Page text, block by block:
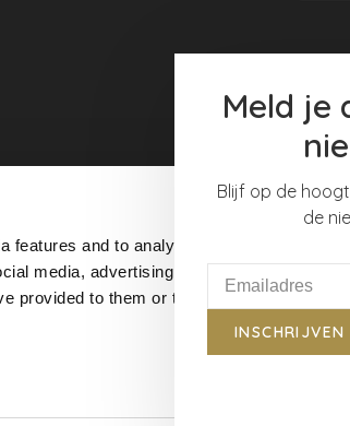
and to analyse our
media, advertising and
provided to them or that
Meld je
Blijf op de
de
INSCHRIJVEN